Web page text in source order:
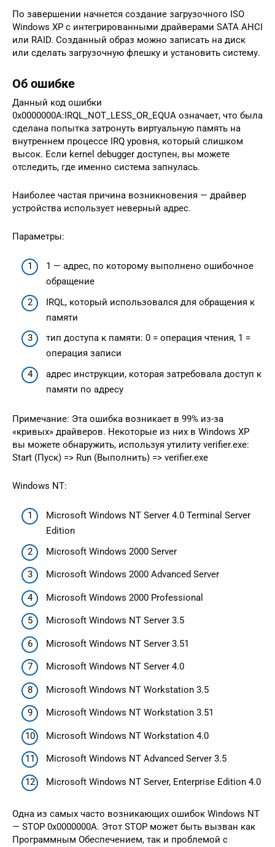
По завершении начнется создание загрузочного ISO
Windows XP с интегрированными драйверами SATA AHCI
или RAID. Созданный образ можно записать на диск
или сделать загрузочную флешку и установить систему.
Об ошибке
Данный код ошибки
0x0000000A:IRQL_NOT_LESS_OR_EQUA означает, что была
сделана попытка затронуть виртуальную память на
внутреннем процессе IRQ уровня, который слишком
высок. Если kernel debugger доступен, вы можете
отследить, где именно система запнулась.
Наиболее частая причина возникновения — драйвер
устройства использует неверный адрес.
Параметры:
1 — адрес, по которому выполнено ошибочное
обращение
IRQL, который использовалcя для обращения к
памяти
тип доступа к памяти: 0 = операция чтения, 1 =
операция записи
адрес инструкции, которая затребовала доступ к
памяти по адресу
Примечание: Эта ошибка возникает в 99% из-за
«кривых» драйверов. Некоторые из них в Windows XP
вы можете обнаружить, используя утилиту verifier.exe:
Start (Пуск) => Run (Выполнить) => verifier.exe
Windows NT:
Microsoft Windows NT Server 4.0 Terminal Server
Edition
Microsoft Windows 2000 Server
Microsoft Windows 2000 Advanced Server
Microsoft Windows 2000 Professional
Microsoft Windows NT Server 3.5
Microsoft Windows NT Server 3.51
Microsoft Windows NT Server 4.0
Microsoft Windows NT Workstation 3.5
Microsoft Windows NT Workstation 3.51
Microsoft Windows NT Workstation 4.0
Microsoft Windows NT Advanced Server 3.5
Microsoft Windows NT Server, Enterprise Edition 4.0
Одна из самых часто возникающих ошибок Windows NT
— STOP 0x0000000A. Этот STOP может быть вызван как
Программным Обеспечением, так и проблемой с